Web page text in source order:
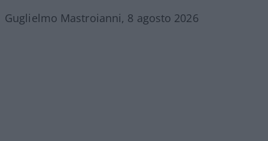
Guglielmo Mastroianni, 8 agosto 2026